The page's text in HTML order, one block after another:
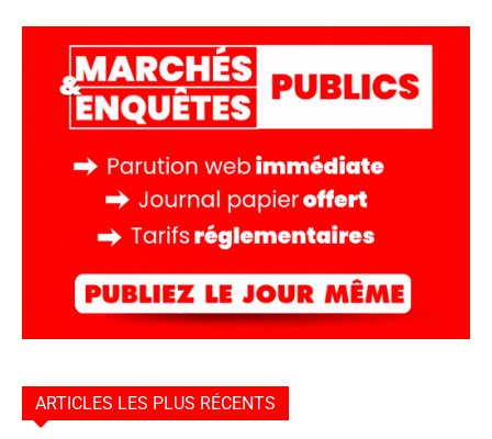
ARTICLES LES PLUS RÉCENTS